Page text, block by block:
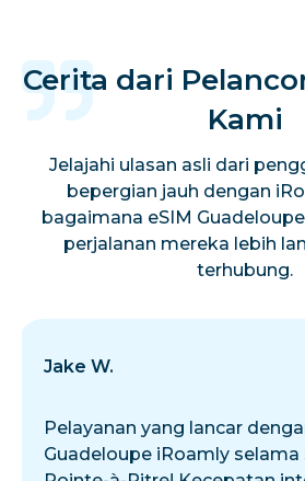
Cerita dari
Kami
Jelajahi ulasan asli dari
bepergian jauh dengan
bagaimana eSIM
perjalanan mereka lebih
terhubung.
Jake W.
Pelayanan yang lancar
Guadeloupe iRoamly